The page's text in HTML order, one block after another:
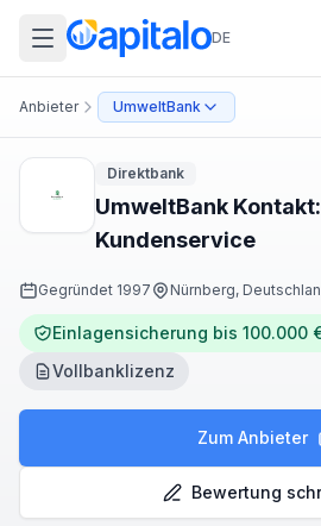
DE
Anbieter UmweltBank
Direktbank
UmweltBank
Kundenservice
Gegründet 1997 Nürnberg,
Einlagensicherung bis 100.000
Vollbanklizenz
Zum Anbieter
Bewertung